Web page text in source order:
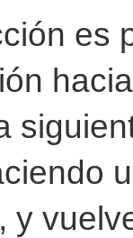
es
y